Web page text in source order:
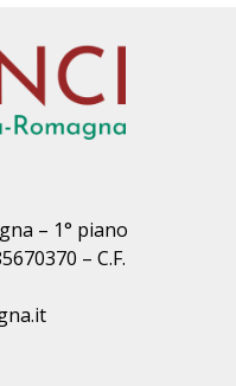
– 1° piano
– C.F.